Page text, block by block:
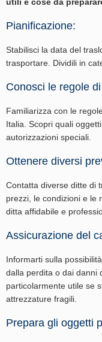
Pianificazione:
Stabilisci la data del
trasportare. Dividili in
Conosci le regole
Familiarizza con le
Italia. Scopri quali
autorizzazioni speciali.
Ottenere diversi
Contatta diverse ditte di
prezzi, le condizioni e le
ditta affidabile e
Assicurazione del
Informarti sulla
dalla perdita o dai danni
particolarmente utile se
attrezzature fragili.
Prepara gli oggetti